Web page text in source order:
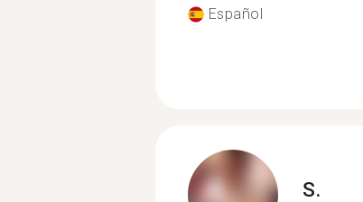
Español
S.